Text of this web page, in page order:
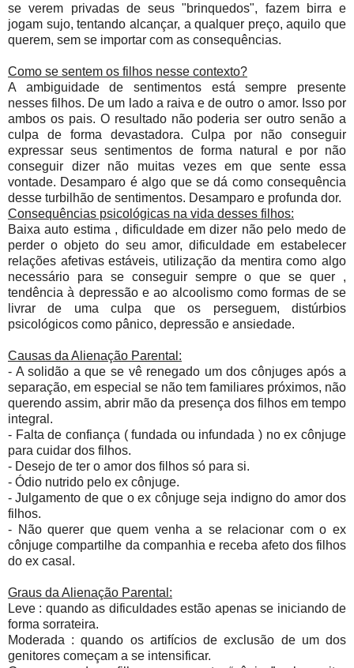
se verem privadas de seus "brinquedos", fazem birra e
jogam sujo, tentando alcançar, a qualquer preço, aquilo que
querem, sem se importar com as consequências.
Como se sentem os filhos nesse contexto?
A ambiguidade de sentimentos está sempre presente
nesses filhos. De um lado a raiva e de outro o amor. Isso por
ambos os pais. O resultado não poderia ser outro senão a
culpa de forma devastadora. Culpa por não conseguir
expressar seus sentimentos de forma natural e por não
conseguir dizer não muitas vezes em que sente essa
vontade. Desamparo é algo que se dá como consequência
desse turbilhão de sentimentos. Desamparo e profunda dor.
Consequências psicológicas na vida desses filhos:
Baixa auto estima , dificuldade em dizer não pelo medo de
perder o objeto do seu amor, dificuldade em estabelecer
relações afetivas estáveis, utilização da mentira como algo
necessário para se conseguir sempre o que se quer ,
tendência à depressão e ao alcoolismo como formas de se
livrar de uma culpa que os perseguem, distúrbios
psicológicos como pânico, depressão e ansiedade.
Causas da Alienação Parental:
- A solidão a que se vê renegado um dos cônjuges após a
separação, em especial se não tem familiares próximos, não
querendo assim, abrir mão da presença dos filhos em tempo
integral.
- Falta de confiança ( fundada ou infundada ) no ex cônjuge
para cuidar dos filhos.
- Desejo de ter o amor dos filhos só para si.
- Ódio nutrido pelo ex cônjuge.
- Julgamento de que o ex cônjuge seja indigno do amor dos
filhos.
- Não querer que quem venha a se relacionar com o ex
cônjuge compartilhe da companhia e receba afeto dos filhos
do ex casal.
Graus da Alienação Parental:
Leve : quando as dificuldades estão apenas se iniciando de
forma sorrateira.
Moderada : quando os artifícios de exclusão de um dos
genitores começam a se intensificar.